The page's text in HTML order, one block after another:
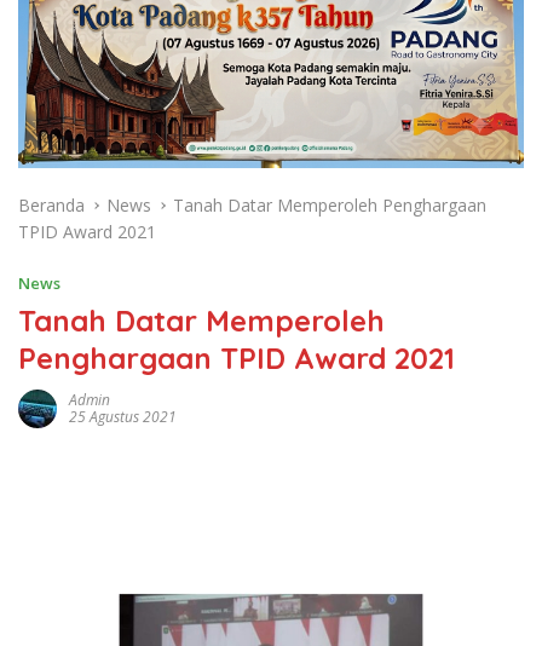
Beranda News
Tanah Datar Memperoleh Penghargaan
TPID Award 2021
News
Tanah Datar Memperoleh
Penghargaan TPID Award 2021
Admin
25 Agustus 2021